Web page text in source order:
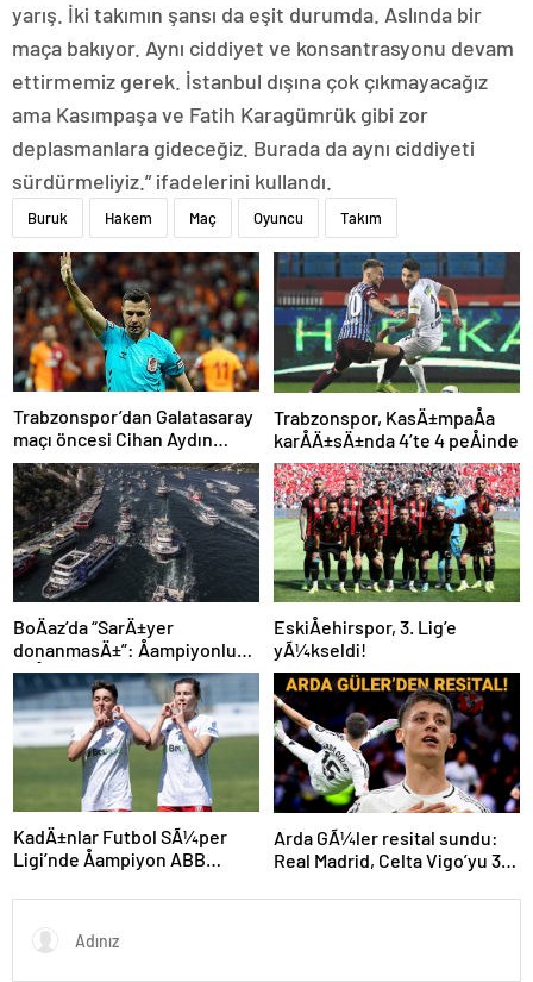
yarış. İki takımın şansı da eşit durumda. Aslında bir
maça bakıyor. Aynı ciddiyet ve konsantrasyonu devam
ettirmemiz gerek. İstanbul dışına çok çıkmayacağız
ama Kasımpaşa ve Fatih Karagümrük gibi zor
deplasmanlara gideceğiz. Burada da aynı ciddiyeti
sürdürmeliyiz.” ifadelerini kullandı.
Buruk Hakem Maç Oyuncu Takım
Trabzonspor’dan Galatasaray
maçı öncesi Cihan Aydın
tepkisi!
Trabzonspor, KasÄ±mpaÅa
karÅÄ±sÄ±nda 4’te 4 peÅinde
BoÄaz’da “SarÄ±yer
donanmasÄ±”: Åampiyonluk
coÅkuyla kutlandÄ±
EskiÅehirspor, 3. Lig’e
yÃ¼kseldi!
KadÄ±nlar Futbol SÃ¼per
Ligi’nde Åampiyon ABB
Arda GÃ¼ler resital sundu:
Real Madrid, Celta Vigo’yu 3